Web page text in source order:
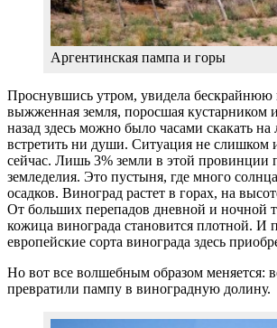
Аргентинская пампа и горы
Проснувшись утром, увидела бескрайнюю
выжженная земля, поросшая кустарником
назад здесь можно было часами скакать
встретить ни души. Ситуация не слишком
сейчас. Лишь 3% земли в этой провинции
земледелия. Это пустыня, где много
осадков. Виноград растет в горах, на
От больших перепадов дневной и ночной
кожица винограда становится плотной. И
европейские сорта винограда здесь
Но вот все волшебным образом меняется:
превратили пампу в виноградную долину.